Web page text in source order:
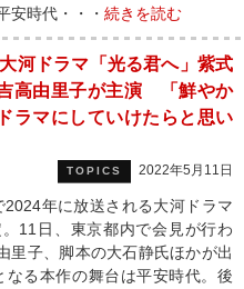
時代・・・ 続きを読む
河ドラマ「光る君へ」紫式
高由里子が主演 「鮮やか
ラマにしていけたらと思い
TOPICS 2022年5月11日
年に放送される大河ドラマ
11日、東京都内で会見が行わ
里子、脚本の大石静氏ほかが出
る本作の舞台は平安時代。後